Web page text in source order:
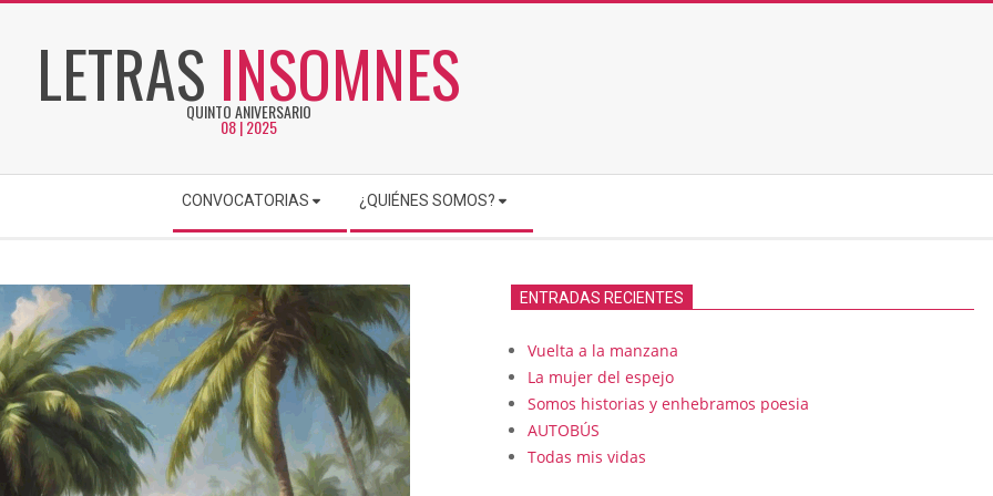
LETRAS INSOMNES
QUINTO ANIVERSARIO
08 | 2025
CONVOCATORIAS ¿QUIÉNES SOMOS?
ENTRADAS RECIENTES
Vuelta a la manzana
La mujer del espejo
Somos historias y enhebramos poesia
AUTOBÚS
Todas mis vidas